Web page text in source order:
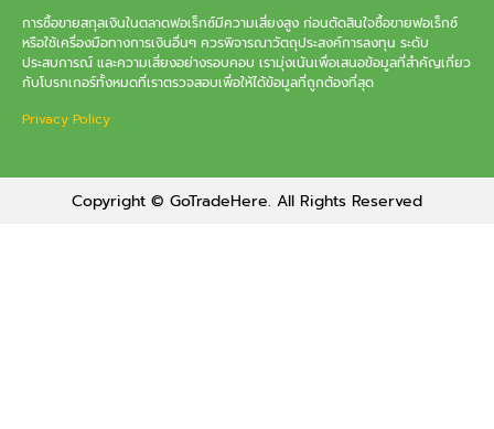
การซื้อขายสกุลเงินในตลาดฟอเร็กซ์มีความเสี่ยงสูง ก่อนตัดสินใจซื้อขายฟอเร็กซ์
หรือใช้เครื่องมือทางการเงินอื่นๆ ควรพิจารณาวัตถุประสงค์การลงทุน ระดับ
ประสบการณ์ และความเสี่ยงอย่างรอบคอบ เรามุ่งเน้นเพื่อเสนอข้อมูลที่สำคัญเกี่ยว
กับโบรกเกอร์ทั้งหมดที่เราตรวจสอบเพื่อให้ได้ข้อมูลที่ถูกต้องที่สุด
Privacy Policy
Copyright © GoTradeHere. All Rights Reserved